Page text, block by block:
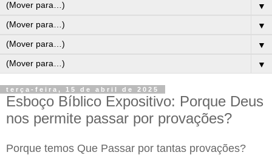
▼
▼
▼
▼
terça-feira, 15 de abril de 2025
Esboço Bíblico Expositivo: Porque Deus
nos permite passar por provações?
Porque temos Que Passar por tantas provações?